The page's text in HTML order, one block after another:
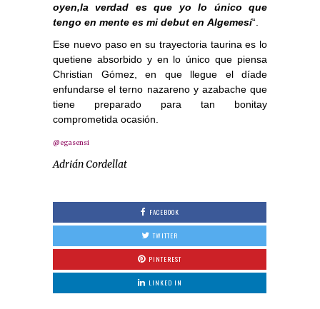
oyen,la verdad es que yo lo único que
tengo en mente es mi debut en Algemesí“.
Ese nuevo paso en su trayectoria taurina es lo
quetiene absorbido y en lo único que piensa
Christian Gómez, en que llegue el díade
enfundarse el terno nazareno y azabache que
tiene preparado para tan bonitay
comprometida ocasión.
@egasensi
Adrián Cordellat
FACEBOOK
TWITTER
PINTEREST
LINKED IN